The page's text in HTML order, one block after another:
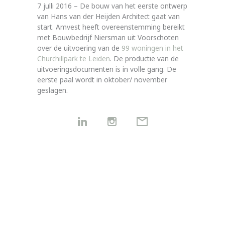
7 julli 2016 – De bouw van het eerste ontwerp
van Hans van der Heijden Architect gaat van
start. Amvest heeft overeenstemming bereikt
met Bouwbedrijf Niersman uit Voorschoten
over de uitvoering van de 99 woningen in het
Churchillpark te Leiden. De productie van de
uitvoeringsdocumenten is in volle gang. De
eerste paal wordt in oktober/ november
geslagen.